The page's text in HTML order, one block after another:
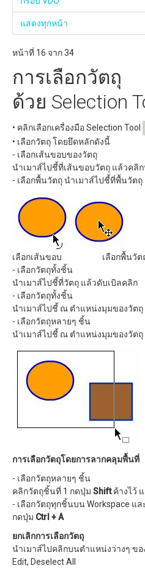
แสดงทุกหน้า
หน้าที่ 16 จาก 34
การเลือกวัต
ด้วย Selection
• คลิกเลือกเครื่องมือ Selection Tool
• เลือกวัตถุ โดยยึดหลักดังนี้
- เลือกเส้นขอบของวัตถุ
นำเมาส์ไปชี้ที่เส้นขอบวัตถุ แล้วคลิ
- เลือกพื้นวัตถุ นำเมาส์ไปชี้ที่พื้นวัต
เลือกเส้นขอบ เลือกพื้นวัต
- เลือกวัตถุทั้งชิ้น
นำเมาส์ไปชี้ที่วัตถุ แล้วดับเบิลคลิก
- เลือกวัตถุทั้งชิ้น
นำเมาส์ไปชี้ ณ ตำแหน่งมุมของวัต
- เลือกวัตถุหลายๆ ชิ้น
นำเมาส์ไปชี้ ณ ตำแหน่งมุมของวัต
การเลือกวัตถุโดยการลากคลุมพื้นที่
- เลือกวัตถุหลายๆ ชิ้น
คลิกวัตถุชิ้นที่ 1 กดปุ่ม Shiftค้างไว้
- เลือกวัตถุทุกชิ้นบน Workspace แล
กดปุ่ม Ctrl + A
ยกเลิกการเลือกวัตถุ
นำเมาส์ไปคลิกบนตำแหน่งว่างๆ ขอ
Edit, Deselect All